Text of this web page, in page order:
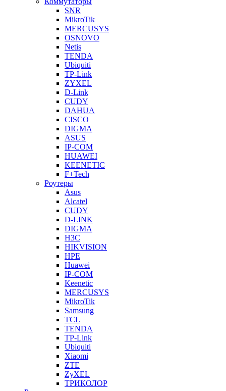
SNR
MikroTik
MERCUSYS
OSNOVO
Netis
TENDA
Ubiquiti
TP-Link
ZYXEL
D-Link
CUDY
DAHUA
CISCO
DIGMA
ASUS
IP-COM
HUAWEI
KEENETIC
F+Tech
Роутеры
Asus
Alcatel
CUDY
D-LINK
DIGMA
H3C
HIKVISION
HPE
Huawei
IP-COM
Keenetic
MERCUSYS
MikroTik
Samsung
TCL
TENDA
TP-Link
Ubiquiti
Xiaomi
ZTE
ZyXEL
ТРИКОЛОР